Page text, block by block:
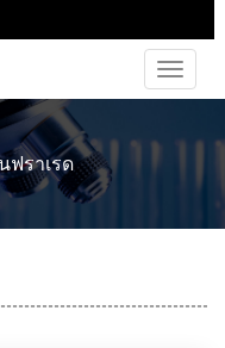
ไม่
ต้อง
ช่อง
ราเรด